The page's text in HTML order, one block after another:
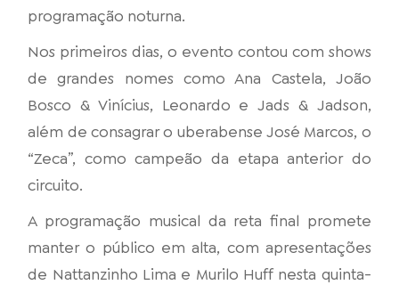
programação noturna.
Nos primeiros dias, o evento contou com shows
de grandes nomes como Ana Castela, João
Bosco & Vinícius, Leonardo e Jads & Jadson,
além de consagrar o uberabense José Marcos, o
“Zeca”, como campeão da etapa anterior do
circuito.
A programação musical da reta final promete
manter o público em alta, com apresentações
de Nattanzinho Lima e Murilo Huff nesta quinta-